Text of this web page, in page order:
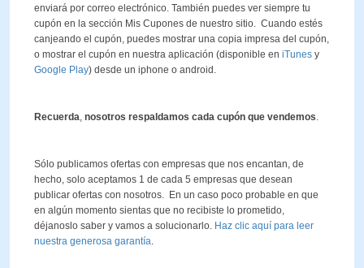
enviará por correo electrónico. También puedes ver siempre tu
cupón en la sección Mis Cupones de nuestro sitio. Cuando estés
canjeando el cupón, puedes mostrar una copia impresa del cupón,
o mostrar el cupón en nuestra aplicación (disponible en iTunes y
Google Play) desde un iphone o android.
Recuerda, nosotros respaldamos cada cupón que vendemos.
Sólo publicamos ofertas con empresas que nos encantan, de
hecho, solo aceptamos 1 de cada 5 empresas que desean
publicar ofertas con nosotros. En un caso poco probable en que
en algún momento sientas que no recibiste lo prometido,
déjanoslo saber y vamos a solucionarlo. Haz clic aquí para leer
nuestra generosa garantía.